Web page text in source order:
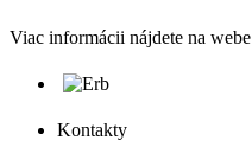
Viac informácii nájdete na webe
Kontakty